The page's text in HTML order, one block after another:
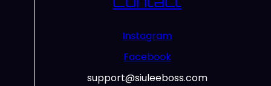
Instagram
Facebook
support@siuleeboss.com